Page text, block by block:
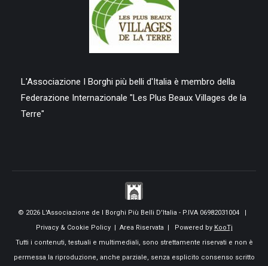
L'Associazione I Borghi più belli d'Italia è membro della
Federazione Internazionale "Les Plus Beaux Villages de la
Terre"
© 2026 L'Associazione de I Borghi Più Belli D'Italia - P.IVA 06982031004 |
Privacy & Cookie Policy| Area Riservata | Powered by KooTj
Tutti i contenuti, testuali e multimediali, sono strettamente riservati e non è
permessa la riproduzione, anche parziale, senza esplicito consenso scritto